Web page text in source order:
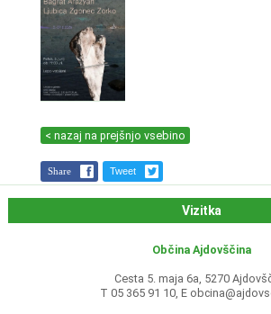
< nazaj na prejšnjo vsebino
Share Tweet
Vizitka
Občina Ajdovščina
Cesta 5. maja 6a, 5270
T 05 365 91 10, E